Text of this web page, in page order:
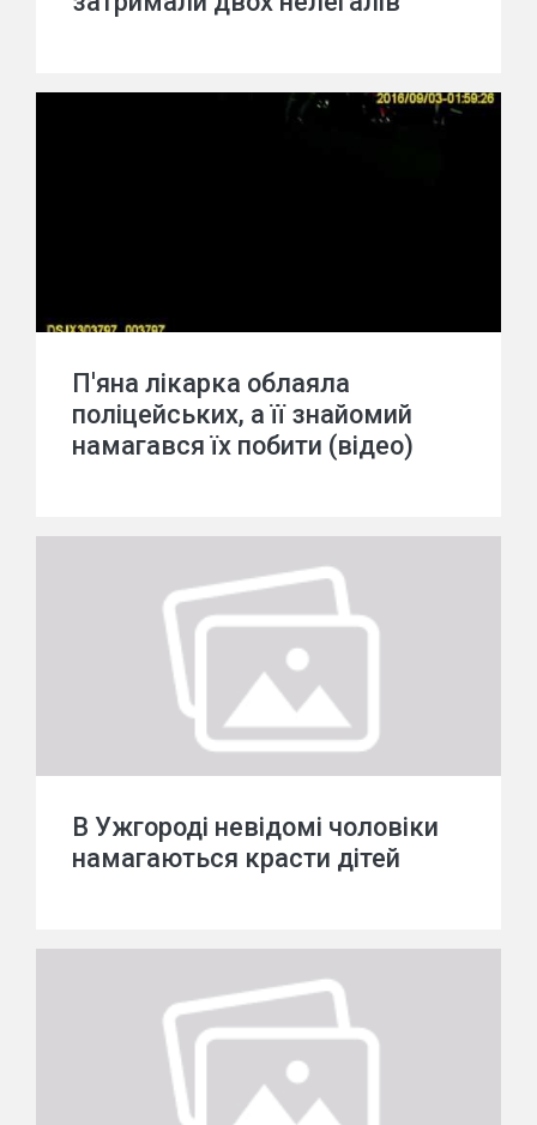
П'яна лікарка облаяла
поліцейських, а її знайомий
намагався їх побити (відео)
В Ужгороді невідомі чоловіки
намагаються красти дітей